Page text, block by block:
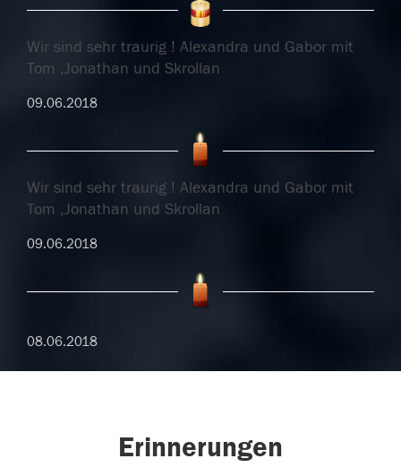
Wir sind sehr traurig ! Alexandra und Gabor mit
Tom ,Jonathan und Skrollan
09.06.2018
Wir sind sehr traurig ! Alexandra und Gabor mit
Tom ,Jonathan und Skrollan
09.06.2018
08.06.2018
Erinnerungen